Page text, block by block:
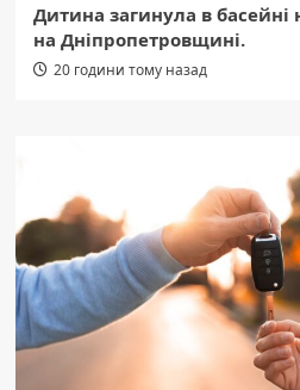
Дитина загинула в басейні
на Дніпропетровщині.
20 години тому назад